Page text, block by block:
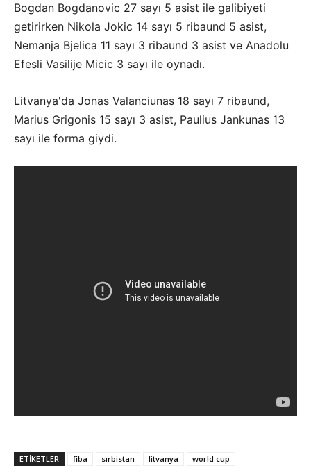
Bogdan Bogdanovic 27 sayı 5 asist ile galibiyeti
getirirken Nikola Jokic 14 sayı 5 ribaund 5 asist,
Nemanja Bjelica 11 sayı 3 ribaund 3 asist ve Anadolu
Efesli Vasilije Micic 3 sayı ile oynadı.
Litvanya'da Jonas Valanciunas 18 sayı 7 ribaund,
Marius Grigonis 15 sayı 3 asist, Paulius Jankunas 13
sayı ile forma giydi.
ETIKETLER fiba sırbistan litvanya world cup